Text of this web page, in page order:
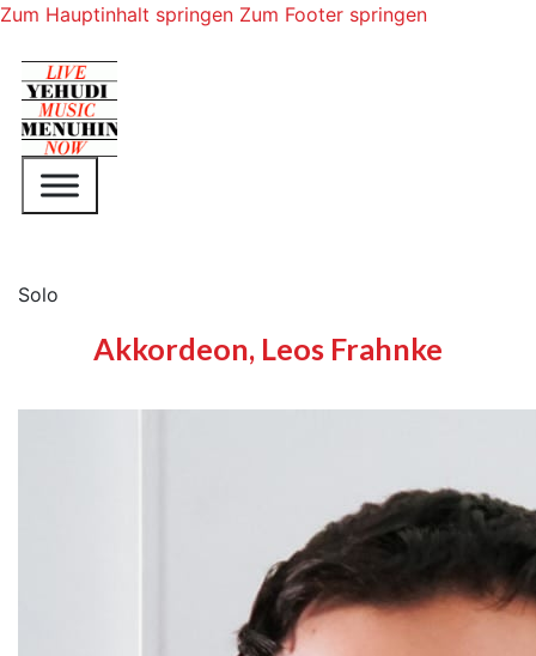
Zum Hauptinhalt springen Zum Footer springen
Solo
Akkordeon, Leos Frahnke